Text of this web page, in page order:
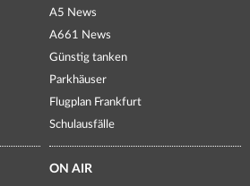
A5 News
A661 News
Günstig tanken
Parkhäuser
Flugplan Frankfurt
Schulausfälle
ON AIR